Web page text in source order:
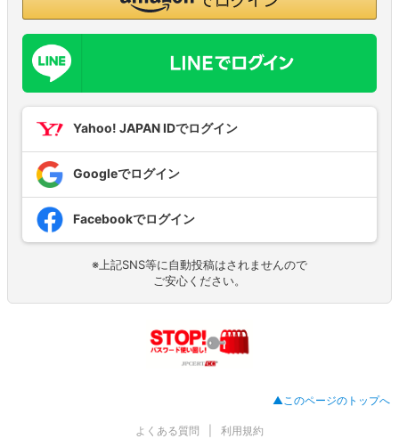
Yahoo! JAPAN IDでログイン
Googleでログイン
Facebookでログイン
※上記SNS等に自動投稿はされませんので
ご安心ください。
▲このページのトップへ
よくある質問 利用規約